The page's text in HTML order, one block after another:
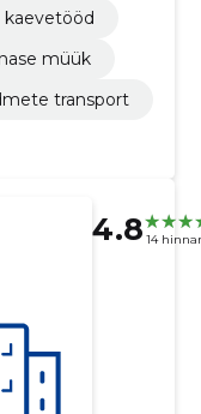
kaevetööd
müük
transport
4.8 14